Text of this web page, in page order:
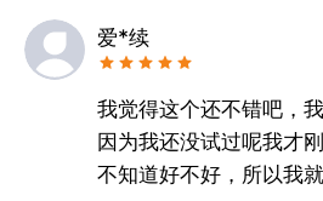
爱*续
我觉得这个还不错吧，
因为我还没试过呢我才
不知道好不好，所以我